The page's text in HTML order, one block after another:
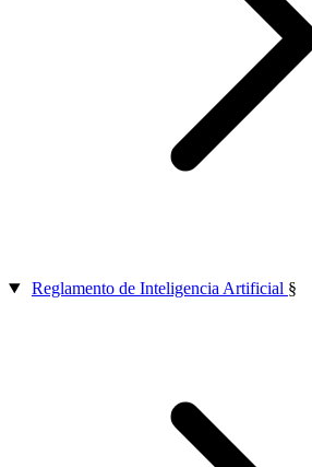
Reglamento de Inteligencia Artificial §